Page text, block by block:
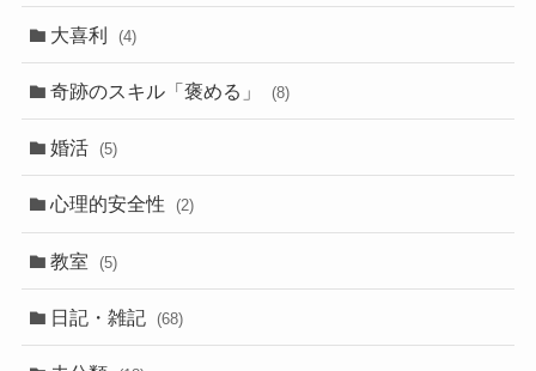
大喜利 (4)
奇跡のスキル「褒める」 (8)
婚活 (5)
心理的安全性 (2)
教室 (5)
日記・雑記 (68)